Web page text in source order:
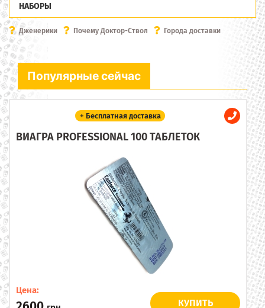
НАБОРЫ
Дженерики Почему Доктор-Ствол Города доставки
Популярные сейчас
+ Бесплатная доставка
ВИАГРА PROFESSIONAL 100 ТАБЛЕТОК
Цена:
КУПИТЬ